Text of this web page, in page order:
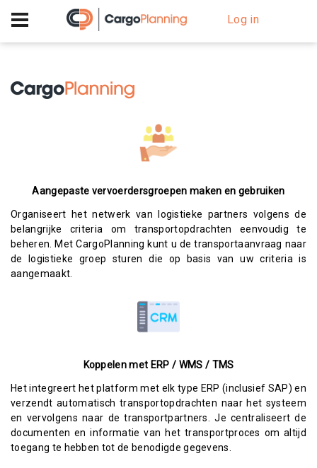
+40 756 628 230 Log in
Aangepaste vervoerdersgroepen maken en gebruiken
Organiseert het netwerk van logistieke partners volgens de
belangrijke criteria om transportopdrachten eenvoudig te
beheren. Met CargoPlanning kunt u de transportaanvraag naar
de logistieke groep sturen die op basis van uw criteria is
aangemaakt.
Koppelen met ERP / WMS / TMS
Het integreert het platform met elk type ERP (inclusief SAP) en
verzendt automatisch transportopdrachten naar het systeem
en vervolgens naar de transportpartners. Je centraliseert de
documenten en informatie van het transportproces om altijd
toegang te hebben tot de benodigde gegevens.